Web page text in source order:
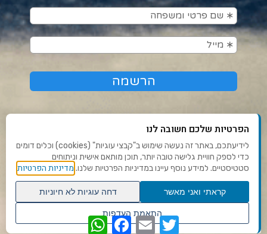
תנאי שימוש ומדיניות פרטיות
פנו אלינו
הצהרת נגישות
Ⓒ 2020 - כל הזכויות שמורות לשבתון WhatsAppFacebookEmailTwitter לראש
הפרטיות שלכם חשובה לנו
לידיעתכם, באתר זה נעשה שימוש ב"קבצי עוגיות" (cookies) וכלים דומים
כדי לספק חוויית גלישה טובה יותר, תוכן מותאם אישית וניתוחים
סטטיסטיים. למידע נוסף עיינו במדיניות הפרטיות שלנו. מדיניות הפרטיות
קראתי ואני מאשר
דחה עוגיות לא חיוניות
התאמת העדפות
שנו העדפות פרטיות